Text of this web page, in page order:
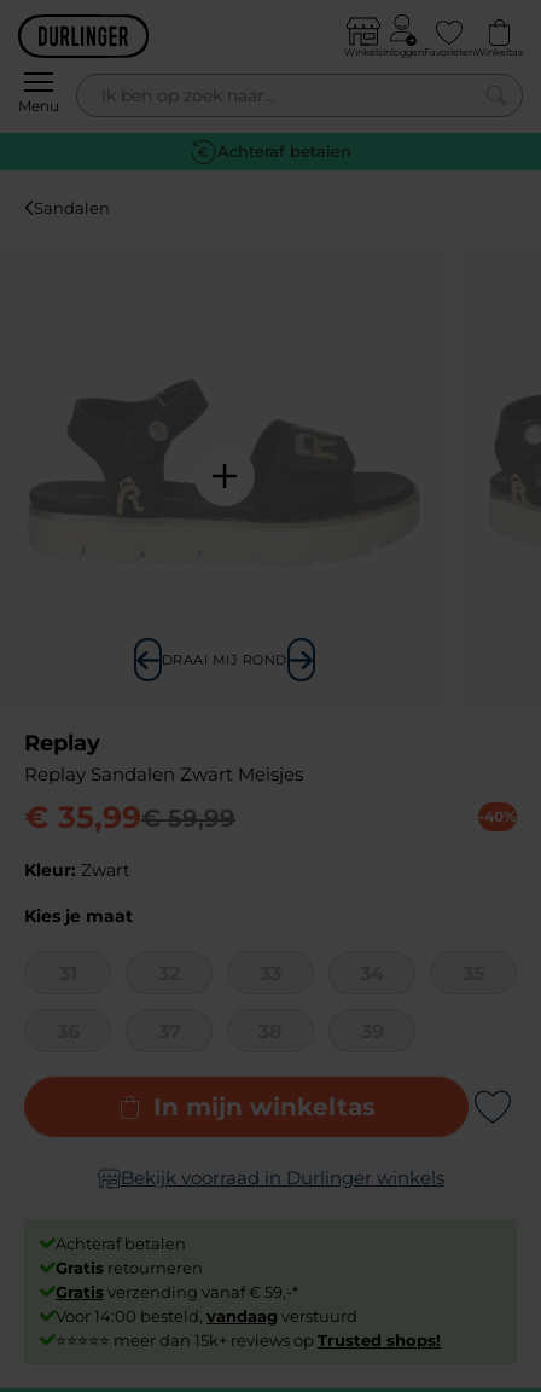
Skip to content
Menu
WinkelsInloggenFavorietenWinkeltas
0
Gratis retourneren
Sandalen
DRAAI MIJ ROND
Replay
Replay Sandalen Zwart Meisjes
€ 35,99€ 59,99 -40%
Kleur: Zwart
Kies je maat
In mijn winkeltas Add to
Bekijk voorraad in Durlinger winkels
Achteraf betalen
Gratis retourneren
Gratisverzending vanaf € 59,-*
Voor 14:00 besteld, vandaag verstuurd
⭐⭐⭐⭐⭐ meer dan 15k+ reviews op Trusted shops!